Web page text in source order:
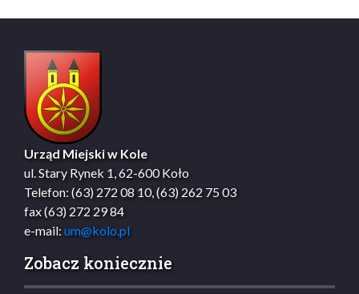
Urząd Miejski w Kole
ul. Stary Rynek 1, 62-600 Koło
Telefon: (63) 272 08 10, (63) 262 75 03
fax (63) 272 29 84
e-mail: um@kolo.pl
Zobacz koniecznie